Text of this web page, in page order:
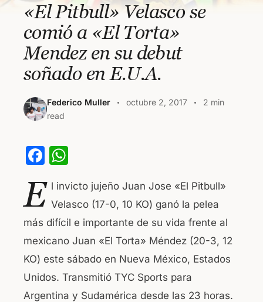
«El Pitbull» Velasco se
comió a «El Torta»
Mendez en su debut
soñado en E.U.A.
Federico Muller octubre 2, 2017
2 min
read
F
c
e
b
o
o
k
at
s
A
p
p
E l invicto jujeño Juan Jose «El Pitbull»
Velasco (17-0, 10 KO) ganó la pelea
más difícil e importante de su vida frente al
mexicano Juan «El Torta» Méndez (20-3, 12
KO) este sábado en Nueva México, Estados
Unidos. Transmitió TYC Sports para
Argentina y Sudamérica desde las 23 horas.